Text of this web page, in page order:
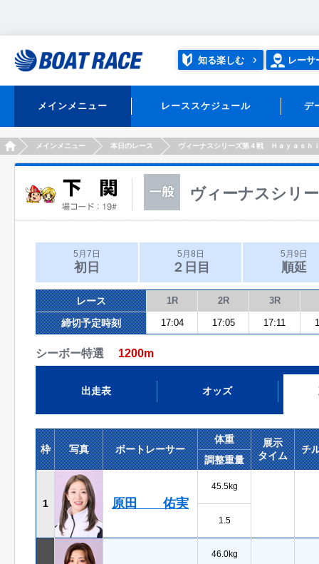
知る楽しむ レーサ
メインメニュー レーススケジュール デ
HOMEメインメニュー 本日のレース ヴィーナスシリーズ第４戦 Ｈａｙａｓｈ
ヴィーナスシリ
5月7日
初日
5月8日
２日目
5月9日
順延
レース 1R 2R 3R
締切予定時刻 17:04 17:05 17:11
シーボー特選 1200m
出走表 オッズ
枠 写真 ボートレーサー
体重
展示
タイム
チ
調整重量
1 原田 佑実
45.5kg
1.5
46.0kg